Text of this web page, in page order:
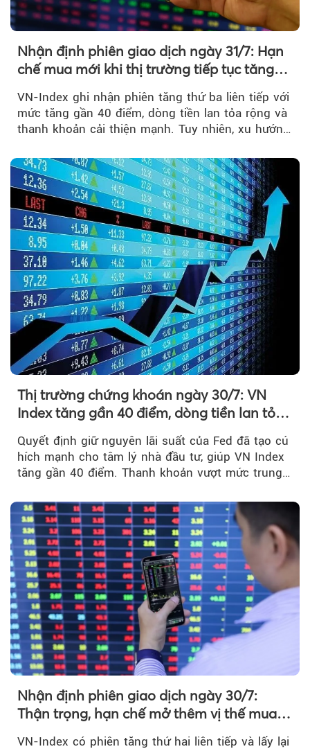
Nhận định phiên giao dịch ngày 31/7: Hạn
chế mua mới khi thị trường tiếp tục tăng
VN-Index ghi nhận phiên tăng thứ ba liên tiếp với
mức tăng gần 40 điểm, dòng tiền lan tỏa rộng và
thanh khoản cải thiện mạnh. Tuy nhiên, xu hướng
Thị trường chứng khoán ngày 30/7: VN
Index tăng gần 40 điểm, dòng tiền lan tỏa
Quyết định giữ nguyên lãi suất của Fed đã tạo cú
hích mạnh cho tâm lý nhà đầu tư, giúp VN Index
tăng gần 40 điểm. Thanh khoản vượt mức trung
Nhận định phiên giao dịch ngày 30/7:
Thận trọng, hạn chế mở thêm vị thế mua
VN-Index có phiên tăng thứ hai liên tiếp và lấy lại